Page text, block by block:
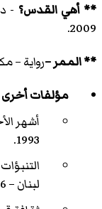
** أهي القدس؟ -
2009.
** الممر –رواية –
مؤلفات
أشهر
1993.
لبنان – 1996.